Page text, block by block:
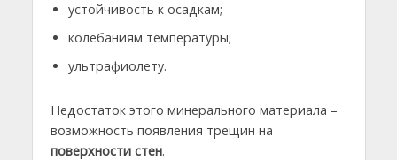
устойчивость к осадкам;
колебаниям температуры;
ультрафиолету.
Недостаток этого минерального материала –
возможность появления трещин на
поверхности стен.